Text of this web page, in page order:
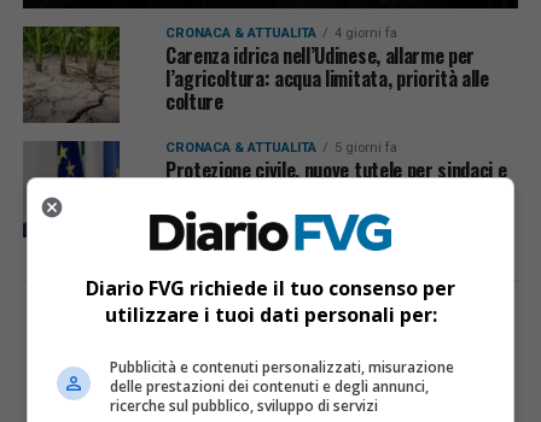
CRONACA & ATTUALITÀ 4 giorni fa
Carenza idrica nell’Udinese, allarme per
l’agricoltura: acqua limitata, priorità alle
colture
CRONACA & ATTUALITÀ 5 giorni fa
Protezione civile, nuove tutele per sindaci e
PUBBLICITÀ
Diario FVG richiede il tuo consenso per
utilizzare i tuoi dati personali per:
Pubblicità e contenuti personalizzati, misurazione
delle prestazioni dei contenuti e degli annunci,
ricerche sul pubblico, sviluppo di servizi